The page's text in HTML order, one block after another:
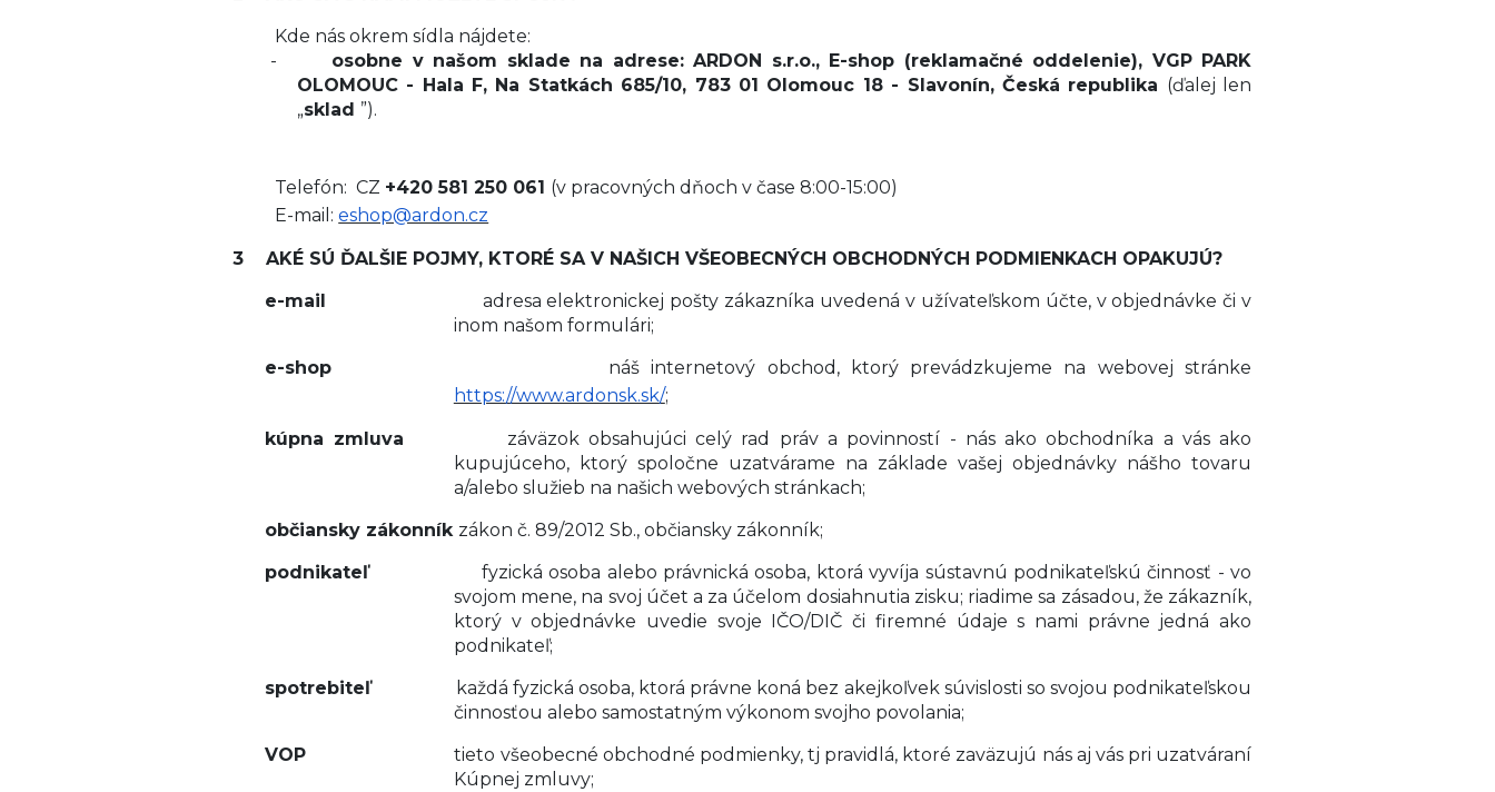
Kde nás okrem sídla nájdete:
-
osobne v našom sklade na adrese: ARDON s.r.o., E-shop (reklamačné oddelenie), VGP PARK
OLOMOUC - Hala F, Na Statkách 685/10, 783 01 Olomouc 18 - Slavonín, Česká republika (ďalej len
„sklad ”).
Telefón: CZ +420 581 250 061 (v pracovných dňoch v čase 8:00-15:00)
E-mail:eshop@ardon.cz
3
AKÉ SÚ ĎALŠIE POJMY, KTORÉ SA V NAŠICH VŠEOBECNÝCH OBCHODNÝCH PODMIENKACH OPAKUJÚ?
e-mail adresa elektronickej pošty zákazníka uvedená v užívateľskom účte, v objednávke či v
inom našom formulári;
e-shop náš internetový obchod, ktorý prevádzkujeme na webovej stránke
https://www.ardonsk.sk/;
kúpna zmluva záväzok obsahujúci celý rad práv a povinností - nás ako obchodníka a vás ako
kupujúceho, ktorý spoločne uzatvárame na základe vašej objednávky nášho tovaru
a/alebo služieb na našich webových stránkach;
občiansky zákonník zákon č. 89/2012 Sb., občiansky zákonník;
podnikateľ fyzická osoba alebo právnická osoba, ktorá vyvíja sústavnú podnikateľskú činnosť - vo
svojom mene, na svoj účet a za účelom dosiahnutia zisku; riadime sa zásadou, že zákazník,
ktorý v objednávke uvedie svoje IČO/DIČ či firemné údaje s nami právne jedná ako
podnikateľ;
spotrebiteľ
každá fyzická osoba, ktorá právne koná bez akejkoľvek súvislosti so svojou podnikateľskou
činnosťou alebo samostatným výkonom svojho povolania;
VOPtieto všeobecné obchodné podmienky, tj pravidlá, ktoré zaväzujú nás aj vás pri uzatváraní
Kúpnej zmluvy;